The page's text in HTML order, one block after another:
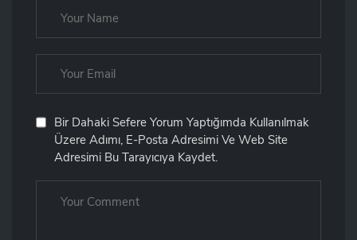
Bir Dahaki Sefere Yorum Yaptığımda Kullanılmak
Üzere Adımı, E-Posta Adresimi Ve Web Site
Adresimi Bu Tarayıcıya Kaydet.